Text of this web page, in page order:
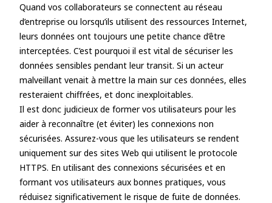
Quand vos collaborateurs se connectent au réseau
d’entreprise ou lorsqu’ils utilisent des ressources Internet,
leurs données ont toujours une petite chance d’être
interceptées. C’est pourquoi il est vital de sécuriser les
données sensibles pendant leur transit. Si un acteur
malveillant venait à mettre la main sur ces données, elles
resteraient chiffrées, et donc inexploitables.
Il est donc judicieux de former vos utilisateurs pour les
aider à reconnaître (et éviter) les connexions non
sécurisées. Assurez-vous que les utilisateurs se rendent
uniquement sur des sites Web qui utilisent le protocole
HTTPS. En utilisant des connexions sécurisées et en
formant vos utilisateurs aux bonnes pratiques, vous
réduisez significativement le risque de fuite de données.